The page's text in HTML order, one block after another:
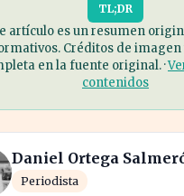
TL;DR
artículo es un resumen
Créditos de imagen
en la fuente original. ·
contenidos
Daniel Ortega
Periodista